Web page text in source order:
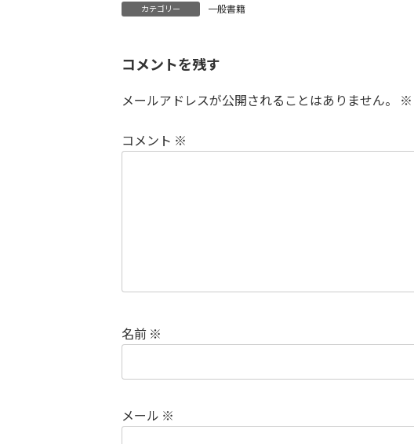
カテゴリー 一般書籍
コメントを残す
メールアドレスが公開されることはありません。 ※
コメント ※
名前 ※
メール ※